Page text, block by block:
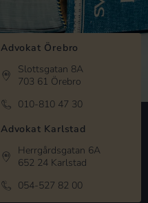
Advokat Örebro
Slottsgatan 8A
703 61 Örebro
010-810 47 30
Advokat Karlstad
Herrgårdsgatan 6A
652 24 Karlstad
054-527 82 00